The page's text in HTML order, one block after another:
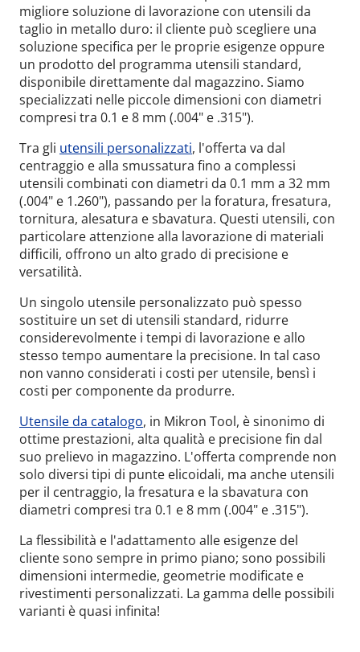
migliore soluzione di lavorazione con utensili da
taglio in metallo duro: il cliente può scegliere una
soluzione specifica per le proprie esigenze oppure
un prodotto del programma utensili standard,
disponibile direttamente dal magazzino. Siamo
specializzati nelle piccole dimensioni con diametri
compresi tra 0.1 e 8 mm (.004" e .315").
Tra gli utensili personalizzati, l'offerta va dal
centraggio e alla smussatura fino a complessi
utensili combinati con diametri da 0.1 mm a 32 mm
(.004" e 1.260"), passando per la foratura, fresatura,
tornitura, alesatura e sbavatura. Questi utensili, con
particolare attenzione alla lavorazione di materiali
difficili, offrono un alto grado di precisione e
versatilità.
Un singolo utensile personalizzato può spesso
sostituire un set di utensili standard, ridurre
considerevolmente i tempi di lavorazione e allo
stesso tempo aumentare la precisione. In tal caso
non vanno considerati i costi per utensile, bensì i
costi per componente da produrre.
Utensile da catalogo, in Mikron Tool, è sinonimo di
ottime prestazioni, alta qualità e precisione fin dal
suo prelievo in magazzino. L'offerta comprende non
solo diversi tipi di punte elicoidali, ma anche utensili
per il centraggio, la fresatura e la sbavatura con
diametri compresi tra 0.1 e 8 mm (.004" e .315").
La flessibilità e l'adattamento alle esigenze del
cliente sono sempre in primo piano; sono possibili
dimensioni intermedie, geometrie modificate e
rivestimenti personalizzati. La gamma delle possibili
varianti è quasi infinita!